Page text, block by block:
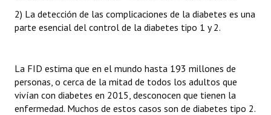
Reconocimientos - Registro
Entrega de distinciones
REFORMA DE LA CARTA ORGÁNICA
2) La detección de las complicaciones de la diabetes es una
parte esencial del control de la diabetes tipo 1 y 2.
La FID estima que en el mundo hasta 193 millones de
personas, o cerca de la mitad de todos los adultos que
vivían con diabetes en 2015, desconocen que tienen la
enfermedad. Muchos de estos casos son de diabetes tipo 2.